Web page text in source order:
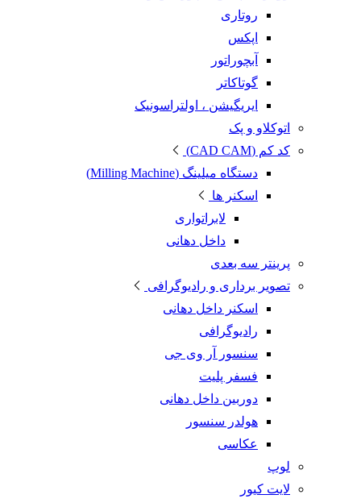
روتاری
اپکس
آبچوراتور
گوتاکاتر
ایریگیشن ، اولتراسونیک
اتوکلاو و پک
کد کم (CAD CAM)
دستگاه میلینگ (Milling Machine)
اسکنر ها
لابراتواری
داخل دهانی
پرینتر سه بعدی
تصویر برداری و رادیوگرافی
اسکنر داخل دهانی
رادیوگرافی
سنسور آر وی جی
فسفر پلیت
دوربین داخل دهانی
هولدر سنسور
عکاسی
لوپ
لایت کیور